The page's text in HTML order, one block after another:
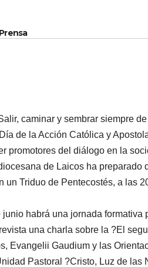
Prensa
caminar y sembrar siempre
de la Acción Católica y
pro­mo­to­res del diá­lo­go en la
de Laicos ha preparado
un Triduo de Pentecostés, a las
junio habrá una jornada
una charla sobre la ?El
Evangelii Gaudium y las
Pastoral ?Cristo, Luz de